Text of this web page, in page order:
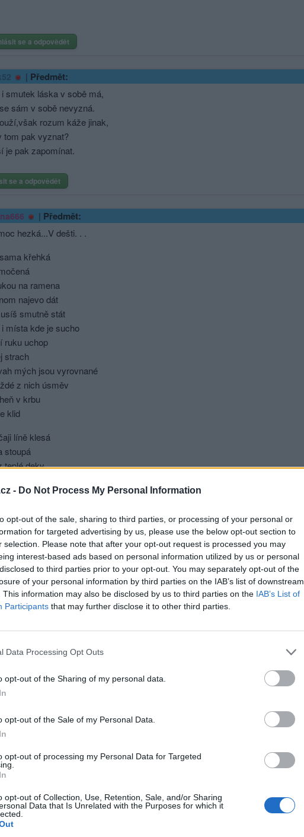
- Do Not Process My Personal Information
opt-out of the sale, sharing to third parties, or processing of your personal or
for targeted advertising by us, please use the below opt-out section to
selection. Please note that after your opt-out request is processed you may
interest-based ads based on personal information utilized by us or personal
to third parties prior to your opt-out. You may separately opt-out of the
of your personal information by third parties on the IAB’s list of downstream
This information may also be disclosed by us to third parties on the IAB’s List of
Participants that may further disclose it to other third parties.
Data Processing Opt Outs
opt-out of the Sharing of my personal data.
opt-out of the Sale of my Personal Data.
opt-out of processing my Personal Data for Targeted
opt-out of Collection, Use, Retention, Sale, and/or Sharing
Data that Is Unrelated with the Purposes for which it
se a odpovědět
| Předmět:
smutek láska v sobě má,
sám v sobě nevyzná.
rozum káže jinak,
tom pak vyznat?
je pak zapomínat.
se a odpovědět
| Předmět:
hezká...V dešti. . .
křehká
na ramena
najevo dát
smutně stát
místa kde je sucho
ruku uchop
strach
mých jsou vyrovnané
z nich úsměv
v krbu
klid
líně klesá
stoupá
teplé deky
v té horké chvíli
nahodilé pohledy
ohledy
kráse celá
tak smělá
zimou
tichých slůvek
těla v sousoší
vždy chladný poznal žár vášně
chvíle okusila
den kdy zas žila
v plné síle